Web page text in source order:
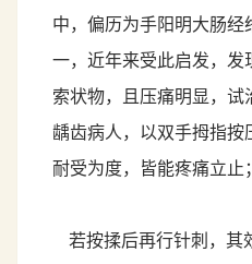
中，偏历为手阳明大肠
一，近年来受此启发，发
索状物，且压痛明显，
龋齿病人，以双手拇指
耐受为度，皆能疼痛立止；
若按揉后再行针刺，其